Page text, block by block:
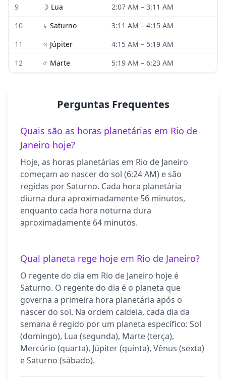
9 ☽ Lua 2:07 AM – 3:11 AM
10
♄ Saturno 3:11 AM – 4:15 AM
11
♃ Júpiter 4:15 AM – 5:19 AM
12
♂ Marte 5:19 AM – 6:23 AM
Perguntas Frequentes
Quais são as horas planetárias em Rio de
Janeiro hoje?
Hoje, as horas planetárias em Rio de Janeiro
começam ao nascer do sol (6:24 AM) e são
regidas por Saturno. Cada hora planetária
diurna dura aproximadamente 56 minutos,
enquanto cada hora noturna dura
aproximadamente 64 minutos.
Qual planeta rege hoje em Rio de Janeiro?
O regente do dia em Rio de Janeiro hoje é
Saturno. O regente do dia é o planeta que
governa a primeira hora planetária após o
nascer do sol. Na ordem caldeia, cada dia da
semana é regido por um planeta específico: Sol
(domingo), Lua (segunda), Marte (terça),
Mercúrio (quarta), Júpiter (quinta), Vênus (sexta)
e Saturno (sábado).